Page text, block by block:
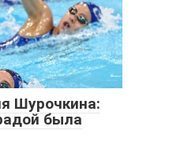
Шурочкина:
была